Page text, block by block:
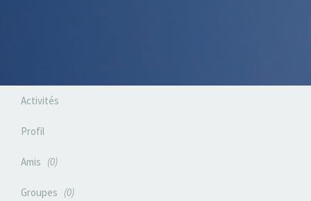
Activités
Profil
Amis 0
Groupes 0